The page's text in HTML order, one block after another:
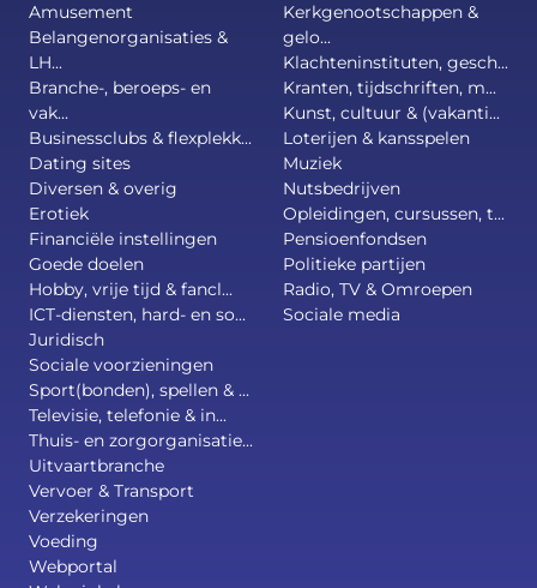
Amusement
Belangenorganisaties &
LH...
Branche-, beroeps- en
vak...
Businessclubs & flexplekk...
Dating sites
Diversen & overig
Erotiek
Financiële instellingen
Goede doelen
Hobby, vrije tijd & fancl...
ICT-diensten, hard- en so...
Juridisch
Kerkgenootschappen &
gelo...
Klachteninstituten, gesch...
Kranten, tijdschriften, m...
Kunst, cultuur & (vakanti...
Loterijen & kansspelen
Muziek
Nutsbedrijven
Opleidingen, cursussen, t...
Pensioenfondsen
Politieke partijen
Radio, TV & Omroepen
Sociale media
Sociale voorzieningen
Sport(bonden), spellen & ...
Televisie, telefonie & in...
Thuis- en zorgorganisatie...
Uitvaartbranche
Vervoer & Transport
Verzekeringen
Voeding
Webportal